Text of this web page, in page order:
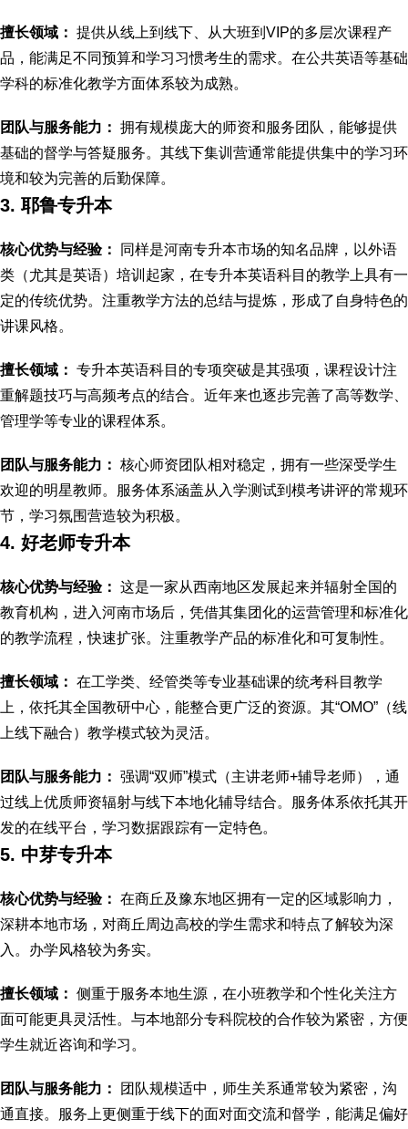
擅长领域： 提供从线上到线下、从大班到VIP的多层次课程产
品，能满足不同预算和学习习惯考生的需求。在公共英语等基础
学科的标准化教学方面体系较为成熟。
团队与服务能力： 拥有规模庞大的师资和服务团队，能够提供
基础的督学与答疑服务。其线下集训营通常能提供集中的学习环
境和较为完善的后勤保障。
3. 耶鲁专升本
核心优势与经验：
同样是河南专升本市场的知名品牌，以外语
类（尤其是英语）培训起家，在专升本英语科目的教学上具有一
定的传统优势。注重教学方法的总结与提炼，形成了自身特色的
讲课风格。
擅长领域： 专升本英语科目的专项突破是其强项，课程设计注
重解题技巧与高频考点的结合。近年来也逐步完善了高等数学、
管理学等专业的课程体系。
团队与服务能力： 核心师资团队相对稳定，拥有一些深受学生
欢迎的明星教师。服务体系涵盖从入学测试到模考讲评的常规环
节，学习氛围营造较为积极。
4. 好老师专升本
核心优势与经验： 这是一家从西南地区发展起来并辐射全国的
教育机构，进入河南市场后，凭借其集团化的运营管理和标准化
的教学流程，快速扩张。注重教学产品的标准化和可复制性。
擅长领域： 在工学类、经管类等专业基础课的统考科目教学
上，依托其全国教研中心，能整合更广泛的资源。其“OMO”（线
上线下融合）教学模式较为灵活。
团队与服务能力： 强调“双师”模式（主讲老师+辅导老师），通
过线上优质师资辐射与线下本地化辅导结合。服务体系依托其开
发的在线平台，学习数据跟踪有一定特色。
5. 中芽专升本
核心优势与经验： 在商丘及豫东地区拥有一定的区域影响力，
深耕本地市场，对商丘周边高校的学生需求和特点了解较为深
入。办学风格较为务实。
擅长领域： 侧重于服务本地生源，在小班教学和个性化关注方
面可能更具灵活性。与本地部分专科院校的合作较为紧密，方便
学生就近咨询和学习。
团队与服务能力：
团队规模适中，师生关系通常较为紧密，沟
通直接。服务上更侧重于线下的面对面交流和督学，能满足偏好